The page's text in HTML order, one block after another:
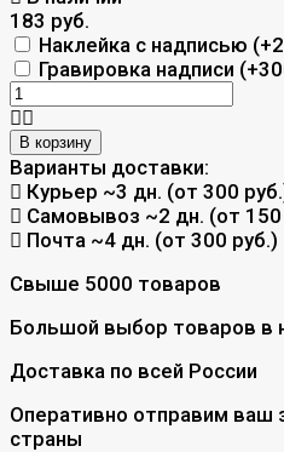
183 руб.
Наклейка с надписью (+
Гравировка надписи (+
В корзину
Варианты доставки:
Курьер ~3 дн. (от 300
Самовывоз ~2 дн. (от 150
Почта ~4 дн. (от 300 руб.)
Свыше 5000 товаров
Большой выбор товаров в
Доставка по всей России
Оперативно отправим ваш
страны